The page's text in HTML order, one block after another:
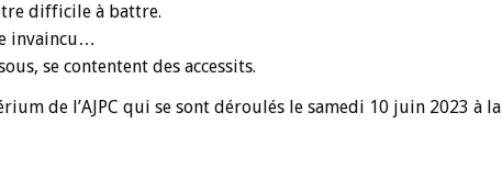
difficile à battre.
invaincu…
se contentent des accessits.
de l’AJPC qui se sont déroulés le samedi 10 juin 2023 à la